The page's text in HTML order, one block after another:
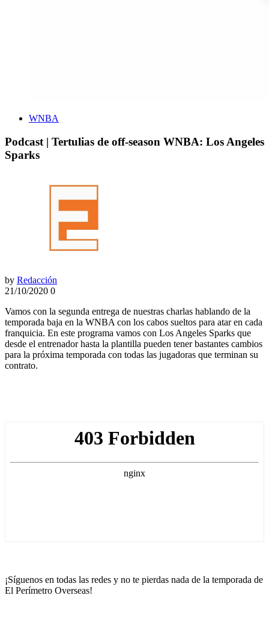
WNBA
Podcast | Tertulias de off-season WNBA: Los Angeles
Sparks
by Redacción
21/10/2020 0
Vamos con la segunda entrega de nuestras charlas hablando de la
temporada baja en la WNBA con los cabos sueltos para atar en cada
franquicia. En este programa vamos con Los Angeles Sparks que
desde el entrenador hasta la plantilla pueden tener bastantes cambios
para la próxima temporada con todas las jugadoras que terminan su
contrato.
¡Síguenos en todas las redes y no te pierdas nada de la temporada de
El Perímetro Overseas!